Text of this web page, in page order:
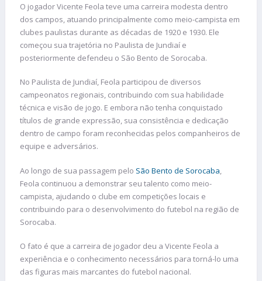
O jogador Vicente Feola teve uma carreira modesta dentro
dos campos, atuando principalmente como meio-campista em
clubes paulistas durante as décadas de 1920 e 1930. Ele
começou sua trajetória no Paulista de Jundiaí e
posteriormente defendeu o São Bento de Sorocaba.
No Paulista de Jundiaí, Feola participou de diversos
campeonatos regionais, contribuindo com sua habilidade
técnica e visão de jogo. E embora não tenha conquistado
títulos de grande expressão, sua consistência e dedicação
dentro de campo foram reconhecidas pelos companheiros de
equipe e adversários.
Ao longo de sua passagem pelo São Bento de Sorocaba,
Feola continuou a demonstrar seu talento como meio-
campista, ajudando o clube em competições locais e
contribuindo para o desenvolvimento do futebol na região de
Sorocaba.
O fato é que a carreira de jogador deu a Vicente Feola a
experiência e o conhecimento necessários para torná-lo uma
das figuras mais marcantes do futebol nacional.